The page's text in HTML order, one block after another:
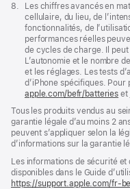
bas
page
Note
page
8.
Les chiffres avancés en
cellulaire, du lieu, de
fonctionnalités, de
performances réelles
de cycles de charge. Il
L’autonomie et le nombre
et les réglages. Les tests
d’iPhone spécifiques. Pour
apple.com/befr/batteries et
Tous les produits vendus au
garantie légale d’au moins 2
peuvent s’appliquer selon la
d’informations sur la garantie
Les informations de sécurité
disponibles dans le Guide
https://support.apple.com/fr-